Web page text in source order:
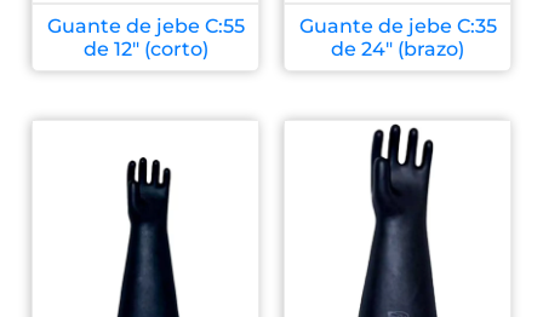
Guante de jebe C:55
de 12″ (corto)
Guante de jebe C:35
de 24″ (brazo)